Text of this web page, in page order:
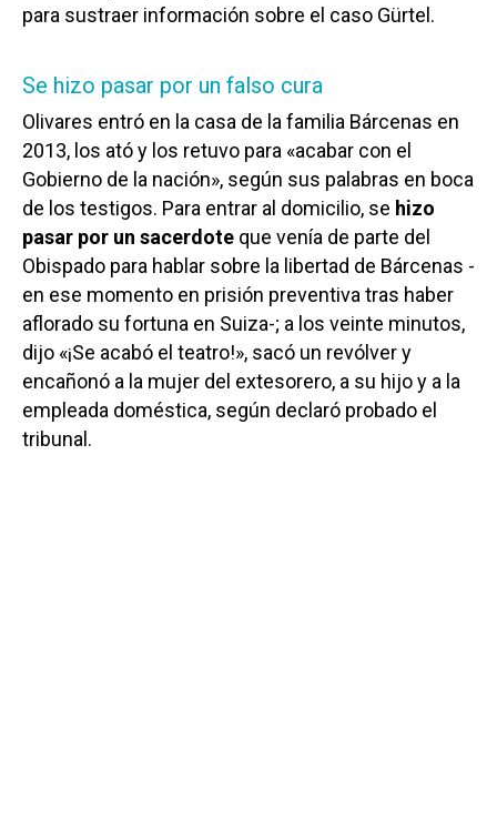
para sustraer información sobre el caso Gürtel.
Se hizo pasar por un falso cura
Olivares entró en la casa de la familia Bárcenas en
2013, los ató y los retuvo para «acabar con el
Gobierno de la nación», según sus palabras en boca
de los testigos. Para entrar al domicilio, se hizo
pasar por un sacerdote que venía de parte del
Obispado para hablar sobre la libertad de Bárcenas -
en ese momento en prisión preventiva tras haber
aflorado su fortuna en Suiza-; a los veinte minutos,
dijo «¡Se acabó el teatro!», sacó un revólver y
encañonó a la mujer del extesorero, a su hijo y a la
empleada doméstica, según declaró probado el
tribunal.